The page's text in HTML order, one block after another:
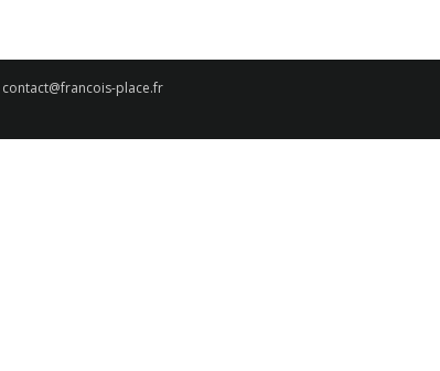
contact@francois-place.fr